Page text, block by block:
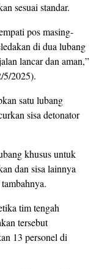
sesuai standar.
pos masing-
di dua lubang
lancar dan aman,”
5/2025).
satu lubang
sisa detonator
khusus untuk
dan sisa lainnya
tim tengah
tersebut
13 personel di